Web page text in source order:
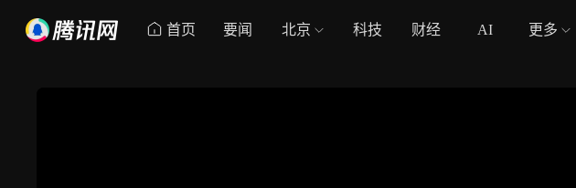
首页 要闻 北京 科技 财经 AI 更多